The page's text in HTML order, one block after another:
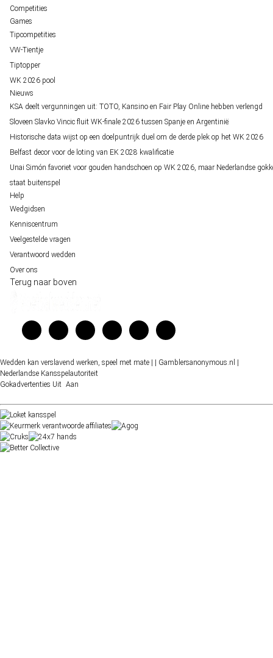
Competities
Games
Tipcompetities
VW-Tientje
Tiptopper
WK 2026 pool
Nieuws
KSA deelt vergunningen uit: TOTO, Kansino en Fair Play Online hebben verlengd
Sloveen Slavko Vincic fluit WK-finale 2026 tussen Spanje en Argentinië
Historische data wijst op een doelpuntrijk duel om de derde plek op het WK 2026
Belfast decor voor de loting van EK 2028 kwalificatie
Unai Simón favoriet voor gouden handschoen op WK 2026, maar Nederlandse
staat buitenspel
Help
Wedgidsen
Kenniscentrum
Veelgestelde vragen
Verantwoord wedden
Over ons
Terug naar boven
Wedden kan verslavend werken, speel met mate | | Gamblersanonymous.nl |
Nederlandse Kansspelautoriteit
Gokadvertenties Uit Aan